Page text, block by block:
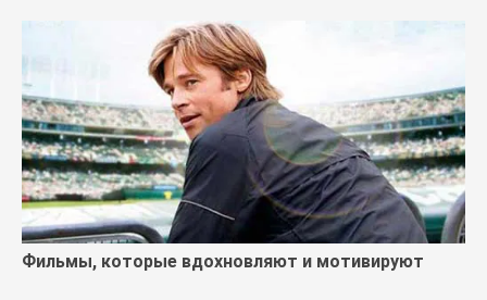
Фильмы, которые вдохновляют и мотивируют